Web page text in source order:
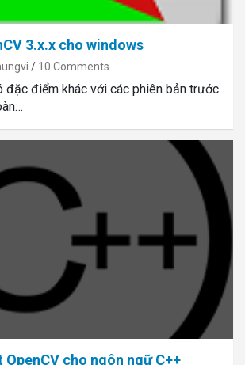
3.x.x cho windows
10 Comments
đặc điểm khác với các phiên bản trước
cho ngôn ngữ C++